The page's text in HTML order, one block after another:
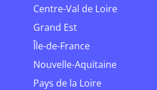
Centre-Val de Loire
Grand Est
Île-de-France
Nouvelle-Aquitaine
Pays de la Loire